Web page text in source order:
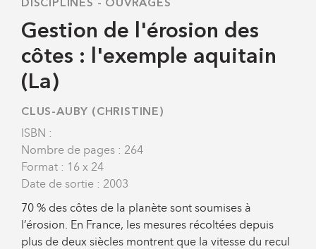
DISCIPLINES - OUVRAGES
Gestion de l'érosion des
côtes : l'exemple aquitain
(La)
CLUS-AUBY (CHRISTINE)
ISBN :
Nombre de pages : 264
Format : 16 x 24
Date de sortie : 2003
70 % des côtes de la planète sont soumises à
l’érosion. En France, les mesures récoltées depuis
plus de deux siècles montrent que la vitesse du recul